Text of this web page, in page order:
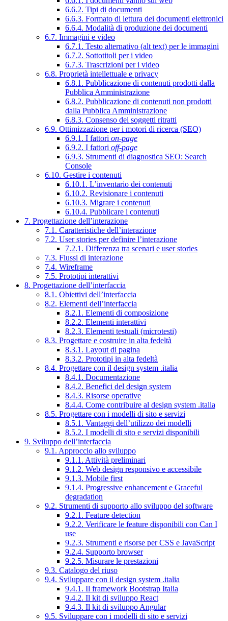
6.6.2. Tipi di documenti
6.6.3. Formato di lettura dei documenti elettronici
6.6.4. Modalità di produzione dei documenti
6.7. Immagini e video
6.7.1. Testo alternativo (alt text) per le immagini
6.7.2. Sottotitoli per i video
6.7.3. Trascrizioni per i video
6.8. Proprietà intellettuale e privacy
6.8.1. Pubblicazione di contenuti prodotti dalla
Pubblica Amministrazione
6.8.2. Pubblicazione di contenuti non prodotti
dalla Pubblica Amministrazione
6.8.3. Consenso dei soggetti ritratti
6.9. Ottimizzazione per i motori di ricerca (SEO)
6.9.1. I fattori on-page
6.9.2. I fattori off-page
6.9.3. Strumenti di diagnostica SEO: Search
Console
6.10. Gestire i contenuti
6.10.1. L’inventario dei contenuti
6.10.2. Revisionare i contenuti
6.10.3. Migrare i contenuti
6.10.4. Pubblicare i contenuti
7. Progettazione dell’interazione
7.1. Caratteristiche dell’interazione
7.2. User stories per definire l’interazione
7.2.1. Differenza tra scenari e user stories
7.3. Flussi di interazione
7.4. Wireframe
7.5. Prototipi interattivi
8. Progettazione dell’interfaccia
8.1. Obiettivi dell’interfaccia
8.2. Elementi dell’interfaccia
8.2.1. Elementi di composizione
8.2.2. Elementi interattivi
8.2.3. Elementi testuali (microtesti)
8.3. Progettare e costruire in alta fedeltà
8.3.1. Layout di pagina
8.3.2. Prototipi in alta fedeltà
8.4. Progettare con il design system .italia
8.4.1. Documentazione
8.4.2. Benefici del design system
8.4.3. Risorse operative
8.4.4. Come contribuire al design system .italia
8.5. Progettare con i modelli di sito e servizi
8.5.1. Vantaggi dell’utilizzo dei modelli
8.5.2. I modelli di sito e servizi disponibili
9. Sviluppo dell’interfaccia
9.1. Approccio allo sviluppo
9.1.1. Attività preliminari
9.1.2. Web design responsivo e accessibile
9.1.3. Mobile first
9.1.4. Progressive enhancement e Graceful
degradation
9.2. Strumenti di supporto allo sviluppo del software
9.2.1. Feature detection
9.2.2. Verificare le feature disponibili con Can I
use
9.2.3. Strumenti e risorse per CSS e JavaScript
9.2.4. Supporto browser
9.2.5. Misurare le prestazioni
9.3. Catalogo del riuso
9.4. Sviluppare con il design system .italia
9.4.1. Il framework Bootstrap Italia
9.4.2. Il kit di sviluppo React
9.4.3. Il kit di sviluppo Angular
9.5. Sviluppare con i modelli di sito e servizi